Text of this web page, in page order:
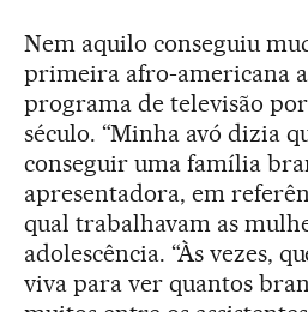
Nem aquilo conseguiu
primeira afro-americana
programa de televisão
século. “Minha avó dizia
conseguir uma família
apresentadora, em
qual trabalhavam as
adolescência. “Às vezes,
viva para ver quantos